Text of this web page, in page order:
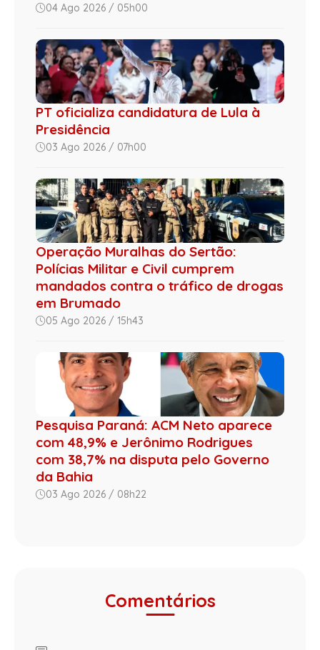
04 Ago 2026 / 05h00
PT oficializa candidatura de Lula à
Presidência
03 Ago 2026 / 07h00
Operação Muralhas do Sertão:
Polícias Militar e Civil cumprem
mandados contra o tráfico de drogas
em Brumado
05 Ago 2026 / 15h43
Pesquisa Paraná: ACM Neto aparece
com 48,9% e Jerônimo Rodrigues
com 38,7% na disputa pelo Governo
da Bahia
03 Ago 2026 / 08h22
Comentários